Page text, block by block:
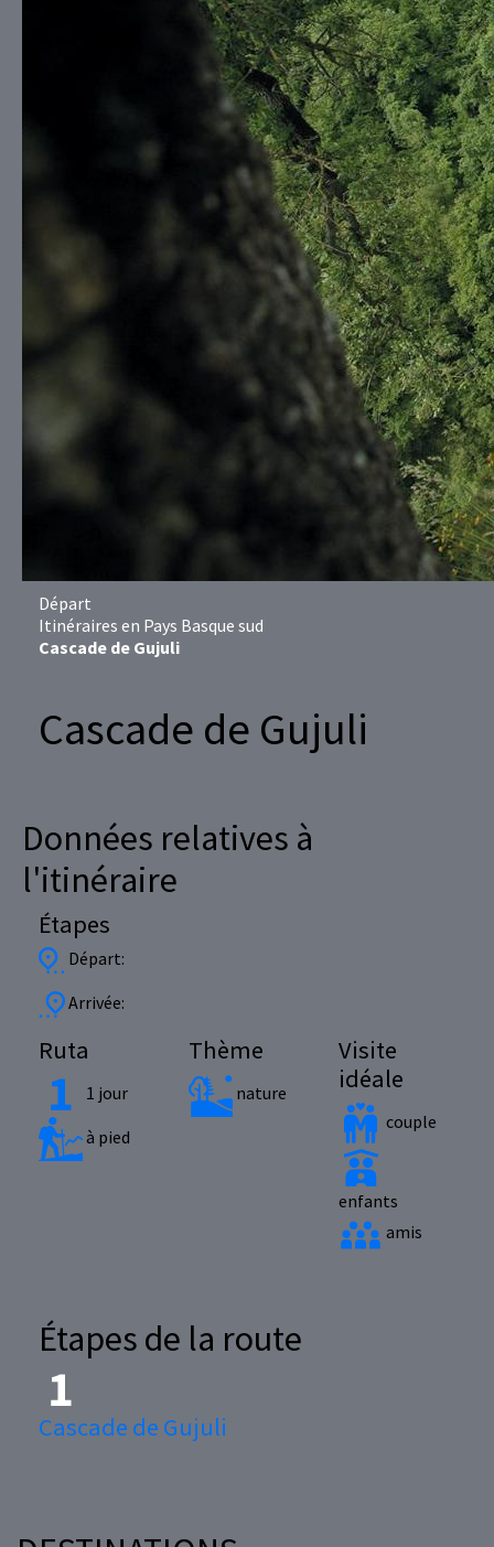
Départ
Itinéraires en Pays Basque sud
Cascade de Gujuli
Cascade de Gujuli
Données relatives à
l'itinéraire
Étapes
Départ:
Arrivée:
Ruta
1 jour
à pied
Thème
nature
Visite
idéale
couple
enfants
amis
Étapes de la route
Cascade de Gujuli